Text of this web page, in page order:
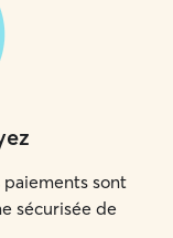
paiements sont
sécurisée de